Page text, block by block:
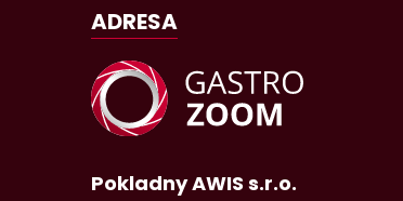
ADRESA
Pokladny AWIS s.r.o.